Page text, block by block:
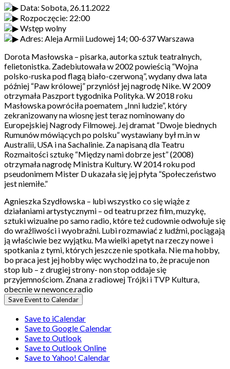
Data: Sobota, 26.11.2022
Rozpoczęcie: 22:00
Wstęp wolny
Adres: Aleja Armii Ludowej 14; 00-637 Warszawa
Dorota Masłowska – pisarka, autorka sztuk teatralnych,
felietonistka. Zadebiutowała w 2002 powieścią “Wojna
polsko-ruska pod flagą biało-czerwoną”, wydany dwa lata
później “Paw królowej” przyniósł jej nagrodę Nike. W 2009
otrzymała Paszport tygodnika Polityka. W 2018 roku
Masłowska powróciła poematem „Inni ludzie”, który
zekranizowany na wiosnę jest teraz nominowany do
Europejskiej Nagrody Filmowej. Jej dramat “Dwoje biednych
Rumunów mówiących po polsku” wystawiany był m.in w
Australii, USA i na Sachalinie. Za napisaną dla Teatru
Rozmaitości sztukę “Między nami dobrze jest” (2008)
otrzymała nagrodę Ministra Kultury. W 2014 roku pod
pseudonimem Mister D ukazała się jej płyta “Społeczeństwo
jest niemiłe.”
Agnieszka Szydłowska – lubi wszystko co się wiąże z
działaniami artystycznymi – od teatru przez film, muzykę,
sztuki wizualne po samo radio, które też cudownie odwołuje się
do wrażliwości i wyobraźni. Lubi rozmawiać z ludźmi, pociągają
ją właściwie bez wyjątku. Ma wielki apetyt na rzeczy nowe i
spotkania z tymi, których jeszcze nie spotkała. Nie ma hobby,
bo praca jest jej hobby więc wychodzi na to, że pracuje non
stop lub – z drugiej strony- non stop oddaje się
przyjemnościom. Znana z radiowej Trójki i TVP Kultura,
obecnie w newonce.radio
Save Event to Calendar
Save to iCalendar
Save to Google Calendar
Save to Outlook
Save to Outlook Online
Save to Yahoo! Calendar